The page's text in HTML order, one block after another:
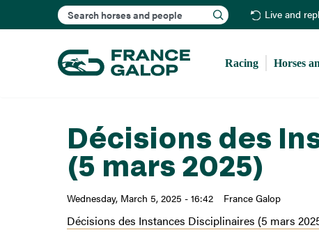
Search Live and
Racing Horses
Décisions des
(5 mars 2025)
Wednesday, March 5, 2025 - 16:42 France Galop
Décisions des Instances Disciplinaires (5 mars